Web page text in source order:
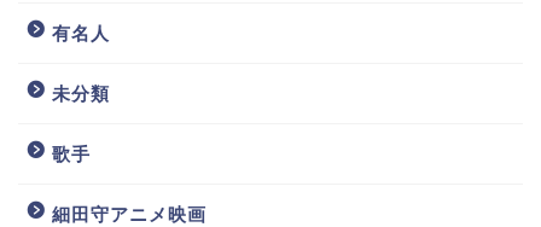
有名人
未分類
歌手
細田守アニメ映画